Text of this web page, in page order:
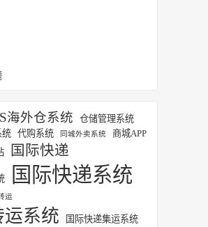
海外仓系统
仓储管理系统
统 代购系统 同城外卖系统 商城APP
国际快递
国际快递系统
运
运系统
国际快递集运系统